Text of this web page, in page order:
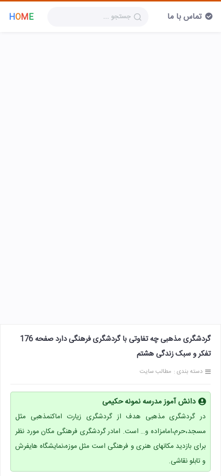
HOME تماس با ما
گردشگری مذهبی چه تفاوتی با گردشگری فرهنگی دارد صفحه 176
تفکر و سبک زندگی هشتم
دسته بندی : مطالب سایت
دانش آموز مدرسه نمونه حکیمی
در گردشگری مذهبی هدف از گردشگری زیارت اماکنمذهبی مثل
مسجد،حرم،امامزاده و… است. امادر گردشگری فرهنگی مکان مورد نظر
برای بازدید مکانهای هنری و فرهنگی است مثل موزه،نمایشگاه هایفرش
و تابلو نقاشی.